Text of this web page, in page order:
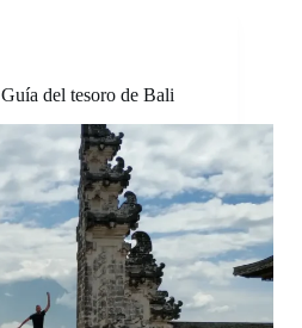
del tesoro de Bali